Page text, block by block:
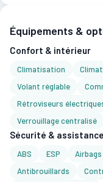
Équipements &
Confort & intérieur
Climatisation
Volant réglable
Rétroviseurs
Verrouillage centralisé
Sécurité & assistance
ABS ESP Airbags
Antibrouillards